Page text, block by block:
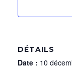
DÉTAILS
Date : 10